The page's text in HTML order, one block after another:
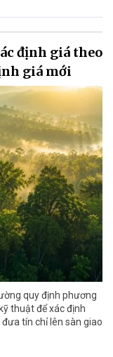
định giá theo
giá mới
quy định phương
thuật để xác định
tín chỉ lên sàn giao